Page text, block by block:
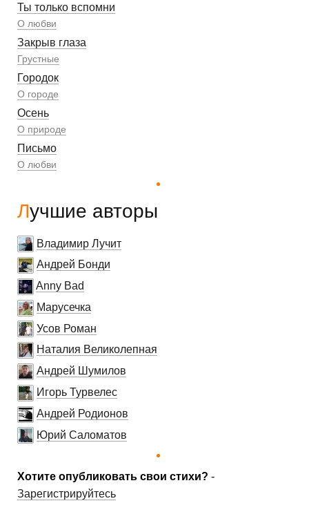
Ты только вспомни
О любви
Закрыв глаза
Грустные
Городок
О городе
Осень
О природе
Письмо
О любви
Лучшие авторы
Владимир Лучит
Андрей Бонди
Anny Bad
Марусечка
Усов Роман
Наталия Великолепная
Андрей Шумилов
Игорь Турвелес
Андрей Родионов
Юрий Саломатов
Хотите опубликовать свои стихи? -
Зарегистрируйтесь